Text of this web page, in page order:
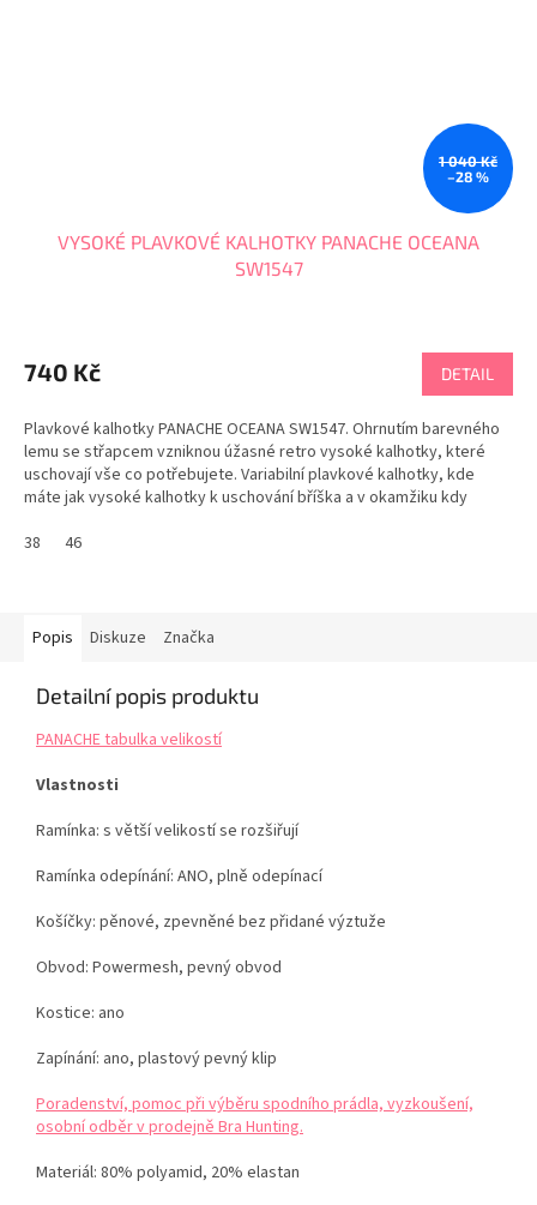
1 040 Kč
–28 %
VYSOKÉ PLAVKOVÉ KALHOTKY PANACHE OCEANA
SW1547
740 Kč DETAIL
Plavkové kalhotky PANACHE OCEANA SW1547. Ohrnutím barevného
lemu se střapcem vzniknou úžasné retro vysoké kalhotky, které
uschovají vše co potřebujete. Variabilní plavkové kalhotky, kde
máte jak vysoké kalhotky k uschování bříška a v okamžiku kdy
38
46
Popis Diskuze Značka
Detailní popis produktu
PANACHE tabulka velikostí
Vlastnosti
Ramínka: s větší velikostí se rozšiřují
Ramínka odepínání: ANO, plně odepínací
Košíčky: pěnové, zpevněné bez přidané výztuže
Obvod: Powermesh, pevný obvod
Kostice: ano
Zapínání: ano, plastový pevný klip
Poradenství, pomoc při výběru spodního prádla, vyzkoušení,
osobní odběr v prodejně Bra Hunting.
Materiál: 80% polyamid, 20% elastan